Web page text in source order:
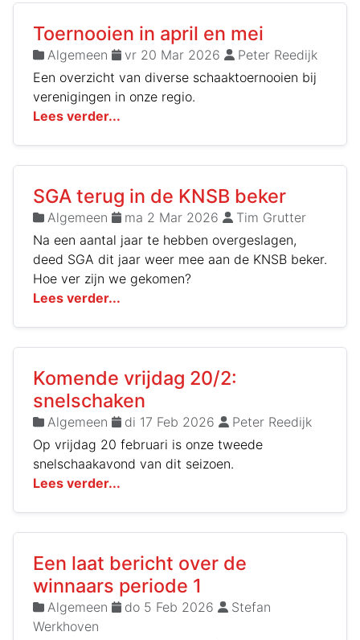
Toernooien in april en mei
Algemeen vr 20 Mar 2026
Peter Reedijk
Een overzicht van diverse schaaktoernooien bij
verenigingen in onze regio.
Lees verder...
SGA terug in de KNSB beker
Algemeen ma 2 Mar 2026
Tim Grutter
Na een aantal jaar te hebben overgeslagen,
deed SGA dit jaar weer mee aan de KNSB beker.
Hoe ver zijn we gekomen?
Lees verder...
Komende vrijdag 20/2:
snelschaken
Algemeen di 17 Feb 2026
Peter Reedijk
Op vrijdag 20 februari is onze tweede
snelschaakavond van dit seizoen.
Lees verder...
Een laat bericht over de
winnaars periode 1
Algemeen do 5 Feb 2026
Stefan
Werkhoven